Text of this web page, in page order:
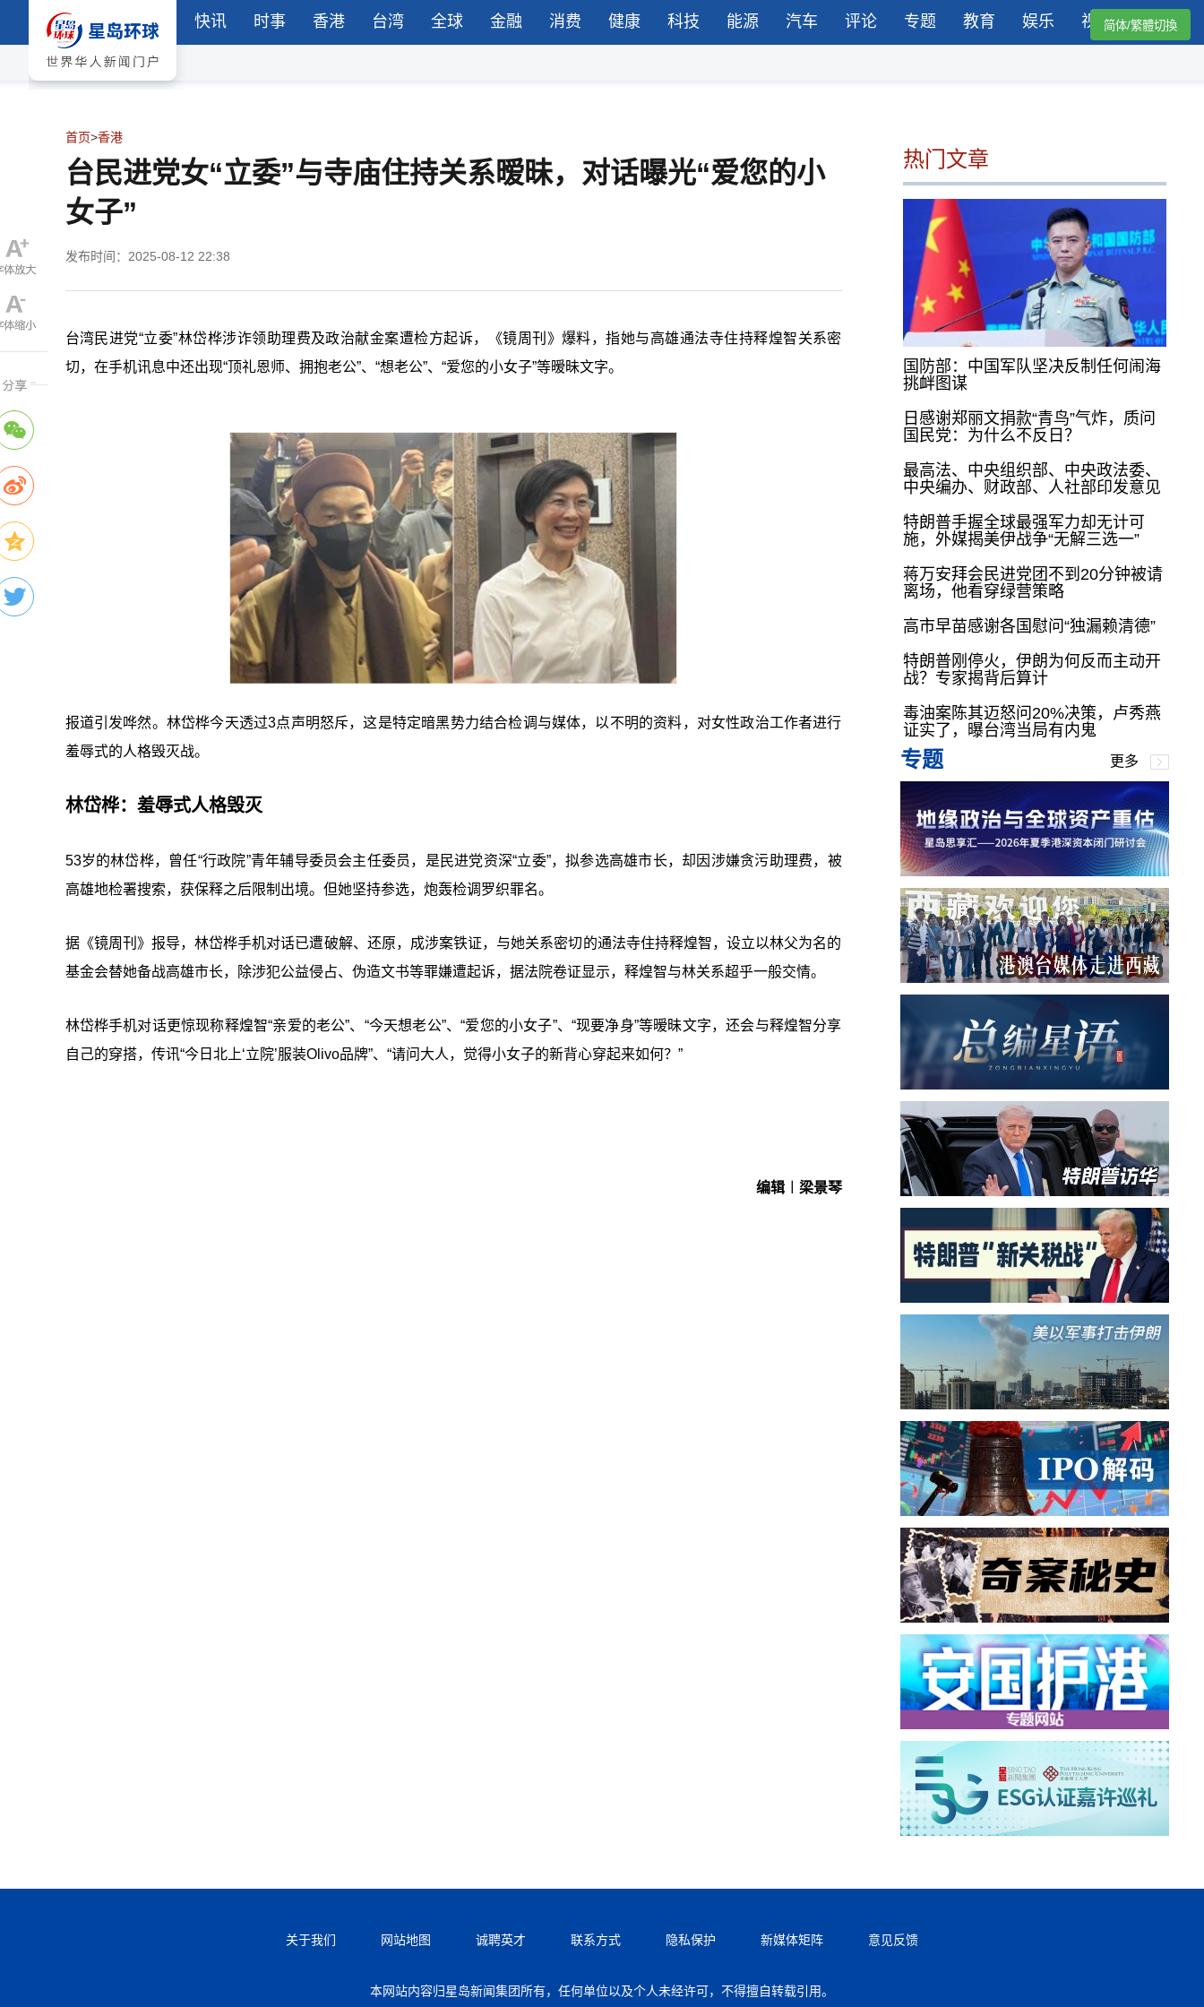
快讯 时事 香港 台湾 全球 金融 消费 健康 科技 能源 汽车 评论 专题 教育 娱乐 视频简体/繁體切換
首页>香港
台民进党女“立委”与寺庙住持关系暧昧，对话曝光“爱您的小
女子”
发布时间：2025-08-12 22:38
台湾民进党“立委”林岱桦涉诈领助理费及政治献金案遭检方起诉，《镜周刊》爆料，指她与高雄通法寺住持释煌智关系密
切，在手机讯息中还出现“顶礼恩师、拥抱老公”、“想老公”、“爱您的小女子”等暧昧文字。
报道引发哗然。林岱桦今天透过3点声明怒斥，这是特定暗黑势力结合检调与媒体，以不明的资料，对女性政治工作者进行
羞辱式的人格毁灭战。
林岱桦：羞辱式人格毁灭
53岁的林岱桦，曾任“行政院”青年辅导委员会主任委员，是民进党资深“立委”，拟参选高雄市长，却因涉嫌贪污助理费，被
高雄地检署搜索，获保释之后限制出境。但她坚持参选，炮轰检调罗织罪名。
据《镜周刊》报导，林岱桦手机对话已遭破解、还原，成涉案铁证，与她关系密切的通法寺住持释煌智，设立以林父为名的
基金会替她备战高雄市长，除涉犯公益侵占、伪造文书等罪嫌遭起诉，据法院卷证显示，释煌智与林关系超乎一般交情。
林岱桦手机对话更惊现称释煌智“亲爱的老公”、“今天想老公”、“爱您的小女子”、“现要净身”等暧昧文字，还会与释煌智分享
自己的穿搭，传讯“今日北上‘立院’服装Olivo品牌”、“请问大人，觉得小女子的新背心穿起来如何？”
编辑︱梁景琴
热门文章
国防部：中国军队坚决反制任何闹海
挑衅图谋
日感谢郑丽文捐款“青鸟”气炸，质问
国民党：为什么不反日？
最高法、中央组织部、中央政法委、
中央编办、财政部、人社部印发意见
特朗普手握全球最强军力却无计可
施，外媒揭美伊战争“无解三选一”
蒋万安拜会民进党团不到20分钟被请
离场，他看穿绿营策略
高市早苗感谢各国慰问“独漏赖清德”
特朗普刚停火，伊朗为何反而主动开
战？专家揭背后算计
毒油案陈其迈怒问20%决策，卢秀燕
证实了，曝台湾当局有内鬼
专题 更多
关于我们 网站地图 诚聘英才 联系方式 隐私保护 新媒体矩阵 意见反馈
本网站内容归星岛新闻集团所有，任何单位以及个人未经许可，不得擅自转载引用。